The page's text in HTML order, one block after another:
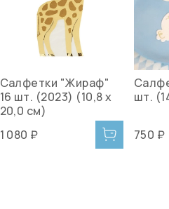
Салфетки "Жираф"
16 шт. (2023) (10,8 x
20,0 см)
1 080 ₽
шт.
750 ₽